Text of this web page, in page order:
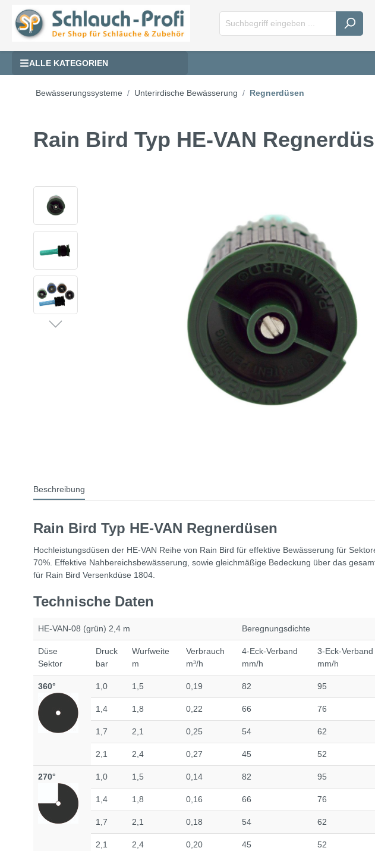
ALLE KATEGORIEN
Bewässerungssysteme Unterirdische Bewässerung Regnerdüsen
Rain Bird Typ HE-VAN
Beschreibung
Rain Bird Typ HE-VAN Regnerdüsen
Hochleistungsdüsen der HE-VAN Reihe von Rain Bird für effektive Bewässerung für
70%. Effektive Nahbereichsbewässerung, sowie gleichmäßige Bedeckung über das
für Rain Bird Versenkdüse 1804.
Technische Daten
HE-VAN-08 (grün) 2,4 m Beregnungsdichte
Düse
Sektor
Druck
bar
Wurfweite
m
Verbrauch
m³/h
4-Eck-Verband
mm/h
3-Eck-Verband
mm/h
360° 1,0 1,5 0,19 82 95
1,4 1,8 0,22 66 76
1,7 2,1 0,25 54 62
2,1 2,4 0,27 45 52
270° 1,0 1,5 0,14 82 95
1,4 1,8 0,16 66 76
1,7 2,1 0,18 54 62
2,1 2,4 0,20 45 52